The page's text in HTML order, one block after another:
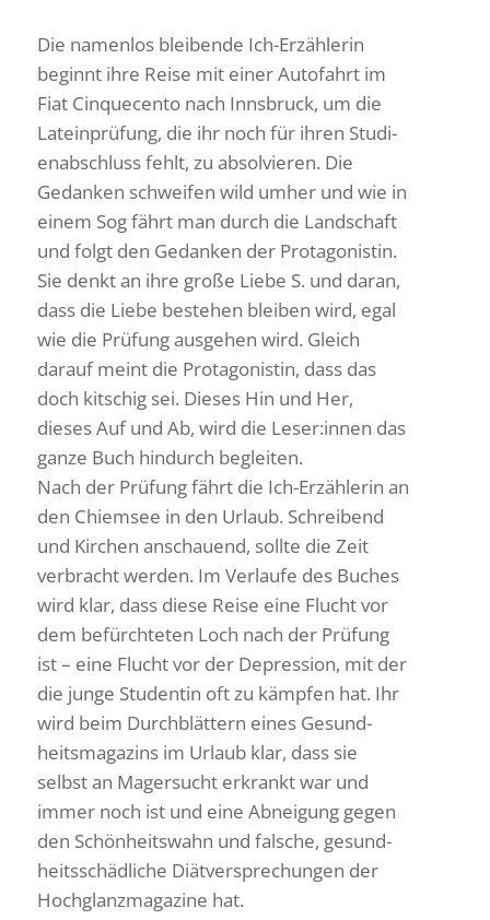
Die namenlos blei­bende Ich-Erzäh­lerin
beginnt ihre Reise mit einer Auto­fahrt im
Fiat Cinque­cento nach Inns­bruck, um die
Latein­prü­fung, die ihr noch für ihren Studi­
en­ab­schluss fehlt, zu absol­vieren. Die
Gedanken schweifen wild umher und wie in
einem Sog fährt man durch die Land­schaft
und folgt den Gedanken der Prot­ago­nistin.
Sie denkt an ihre große Liebe S. und daran,
dass die Liebe bestehen bleiben wird, egal
wie die Prüfung ausgehen wird. Gleich
darauf meint die Prot­ago­nistin, dass das
doch kitschig sei. Dieses Hin und Her,
dieses Auf und Ab, wird die Leser:innen das
ganze Buch hindurch begleiten.
Nach der Prüfung fährt die Ich-Erzäh­lerin an
den Chiemsee in den Urlaub. Schrei­bend
und Kirchen anschauend, sollte die Zeit
verbracht werden. Im Verlaufe des Buches
wird klar, dass diese Reise eine Flucht vor
dem befürch­teten Loch nach der Prüfung
ist – eine Flucht vor der Depres­sion, mit der
die junge Studentin oft zu kämpfen hat. Ihr
wird beim Durch­blät­tern eines Gesund­
heits­ma­ga­zins im Urlaub klar, dass sie
selbst an Mager­sucht erkrankt war und
immer noch ist und eine Abnei­gung gegen
den Schön­heits­wahn und falsche, gesund­
heits­schäd­liche Diät­ver­spre­chungen der
Hoch­glanz­ma­ga­zine hat.